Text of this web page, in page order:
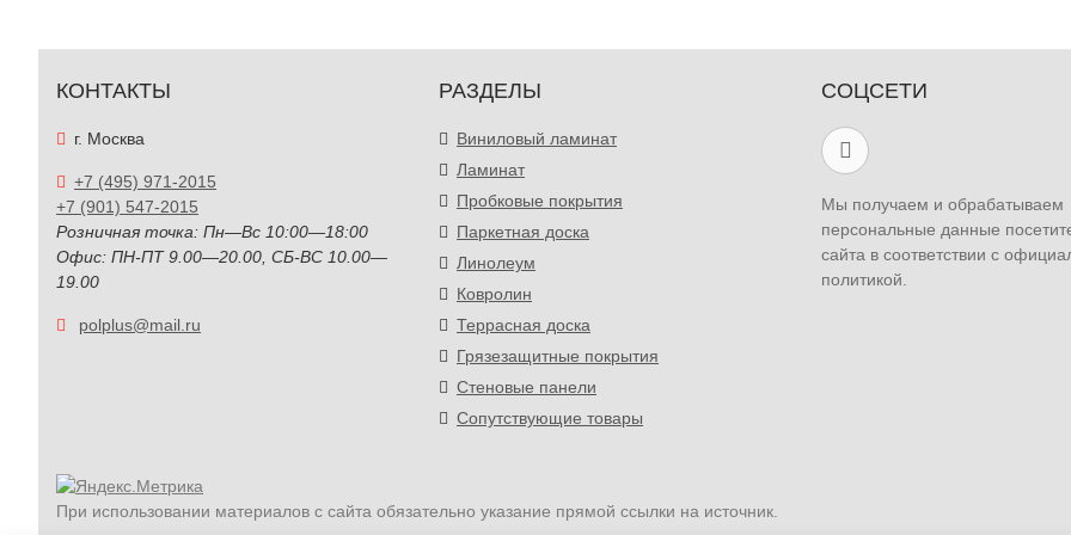
КОНТАКТЫ
г. Москва
+7 (495) 971-2015
+7 (901) 547-2015
Розничная точка: Пн—Вс 10:00—18:00
Офис: ПН-ПТ 9.00—20.00, СБ-ВС 10.00—
19.00
polplus@mail.ru
РАЗДЕЛЫ
Виниловый ламинат
Ламинат
Пробковые покрытия
Паркетная доска
Линолеум
Ковролин
Террасная доска
Грязезащитные покрытия
Стеновые панели
Сопутствующие товары
СОЦСЕТИ
Мы получаем и обрабатываем
персональные данные
сайта в соответствии с
политикой.
При использовании материалов с сайта обязательно указание прямой ссылки на источник.